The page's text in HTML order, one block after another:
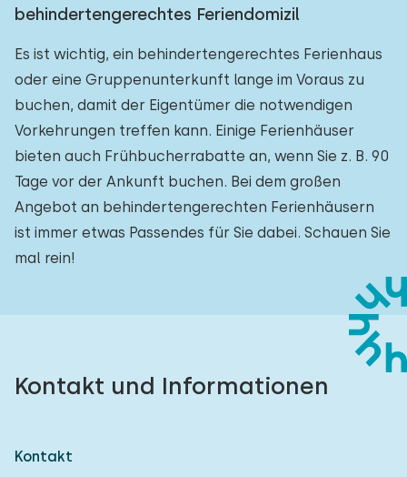
behindertengerechtes Feriendomizil
Es ist wichtig, ein behindertengerechtes Ferienhaus
oder eine Gruppenunterkunft lange im Voraus zu
buchen, damit der Eigentümer die notwendigen
Vorkehrungen treffen kann. Einige Ferienhäuser
bieten auch Frühbucherrabatte an, wenn Sie z. B. 90
Tage vor der Ankunft buchen. Bei dem großen
Angebot an behindertengerechten Ferienhäusern
ist immer etwas Passendes für Sie dabei. Schauen Sie
mal rein!
Kontakt und Informationen
Kontakt